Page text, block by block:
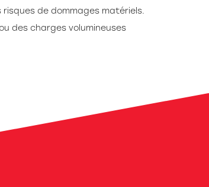
de dommages matériels.
des charges volumineuses